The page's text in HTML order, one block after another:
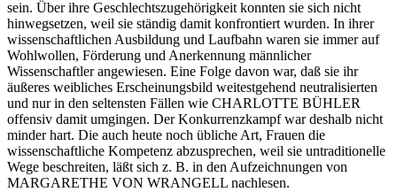
sein. Über ihre Geschlechtszugehörigkeit konnten sie sich nicht
hinwegsetzen, weil sie ständig damit konfrontiert wurden. In ihrer
wissenschaftlichen Ausbildung und Laufbahn waren sie immer auf
Wohlwollen, Förderung und Anerkennung männlicher
Wissenschaftler angewiesen. Eine Folge davon war, daß sie ihr
äußeres weibliches Erscheinungsbild weitestgehend neutralisierten
und nur in den seltensten Fällen wie CHARLOTTE BÜHLER
offensiv damit umgingen. Der Konkurrenzkampf war deshalb nicht
minder hart. Die auch heute noch übliche Art, Frauen die
wissenschaftliche Kompetenz abzusprechen, weil sie untraditionelle
Wege beschreiten, läßt sich z. B. in den Aufzeichnungen von
MARGARETHE VON WRANGELL nachlesen.